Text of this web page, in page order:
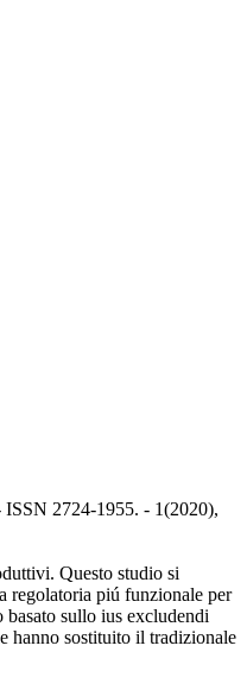
2724-1955. - 1(2020),
Questo studio si
regolatoria piú funzionale per
sullo ius excludendi
hanno sostituito il tradizionale